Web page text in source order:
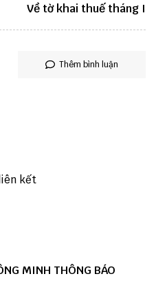
Về tờ khai thuế tháng I
Thêm bình luận
kết
MINH THÔNG BÁO